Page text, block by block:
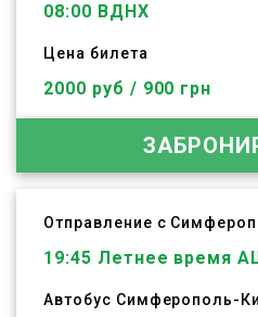
08:00 ВДНХ
Цена билета
2000 руб / 900 грн
Отправление с
19:45 Летнее время
Автобус Симферополь-